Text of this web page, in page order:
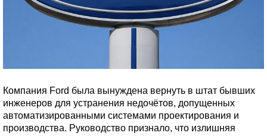
Компания Ford была вынуждена вернуть в штат бывших
инженеров для устранения недочётов, допущенных
автоматизированными системами проектирования и
производства. Руководство признало, что излишняя